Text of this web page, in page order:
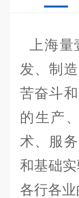
上海量
发、制
苦奋斗
的生产
术、服
和基础
各行各业